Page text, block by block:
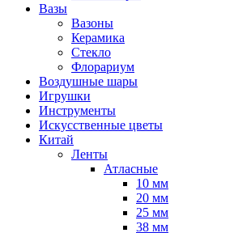
Вазы
Вазоны
Керамика
Стекло
Флорариум
Воздушные шары
Игрушки
Инструменты
Искусственные цветы
Китай
Ленты
Атласные
10 мм
20 мм
25 мм
38 мм